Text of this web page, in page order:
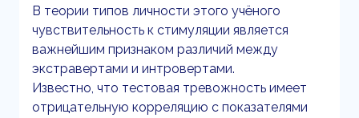
В теории типов личности этого учёного
чувствительность к стимуляции является
важнейшим признаком различий между
экстравертами и интровертами.
Известно, что тестовая тревожность имеет
отрицательную корреляцию с показателями